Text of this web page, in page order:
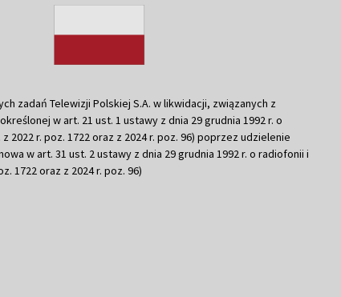
zadań Telewizji Polskiej S.A. w likwidacji, związanych z
w art. 21 ust. 1 ustawy z dnia 29 grudnia 1992 r. o
2022 r. poz. 1722 oraz z 2024 r. poz. 96) poprzez udzielenie
w art. 31 ust. 2 ustawy z dnia 29 grudnia 1992 r. o radiofonii i
1722 oraz z 2024 r. poz. 96)